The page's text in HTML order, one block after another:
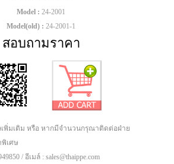
Model : 24-2001
Model(old) : 24-2001-1
สอบถามราคา
พิ่มเติม หรือ หากมีจำนวนกรุณาติดต่อฝ่าย
เศษ
/ อีเมล์ : sales@thaippe.com